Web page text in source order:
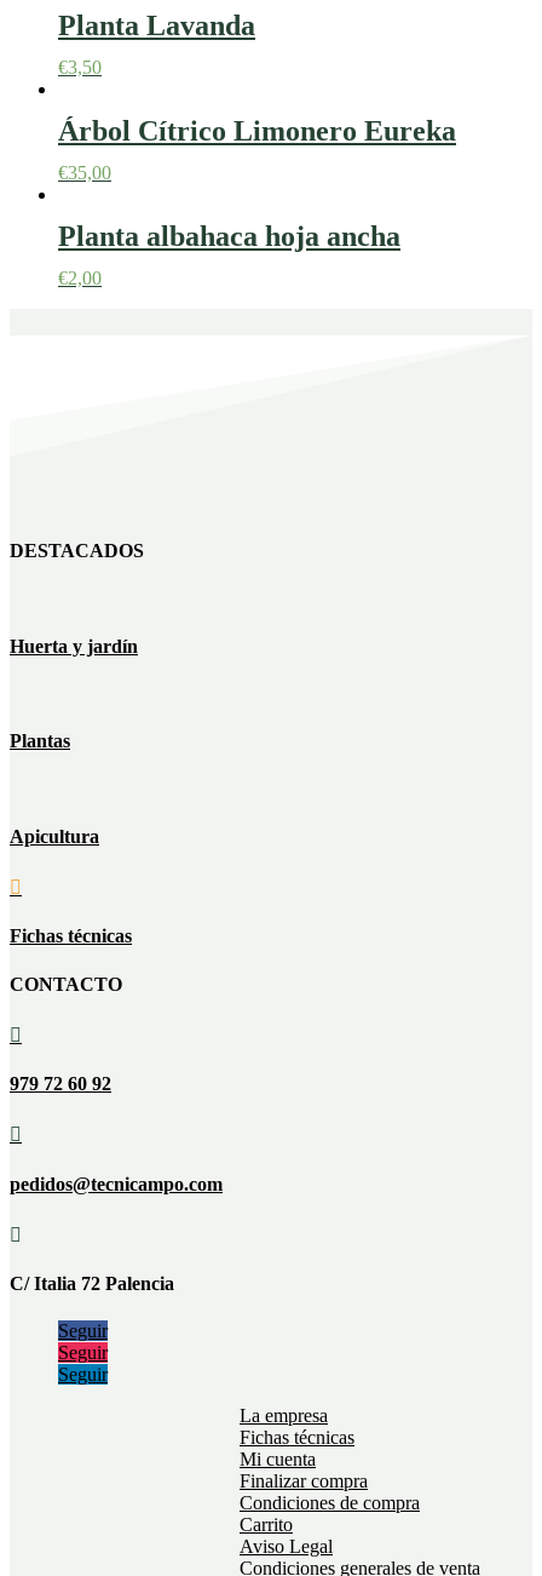
Planta Lavanda
€3,50
Árbol Cítrico Limonero Eureka
€35,00
Planta albahaca hoja ancha
€2,00
DESTACADOS
Huerta y jardín
Plantas
Apicultura

Fichas técnicas
CONTACTO

979 72 60 92

pedidos@tecnicampo.com

C/ Italia 72 Palencia
Seguir
Seguir
Seguir
La empresa
Fichas técnicas
Mi cuenta
Finalizar compra
Condiciones de compra
Carrito
Aviso Legal
Condiciones generales de venta